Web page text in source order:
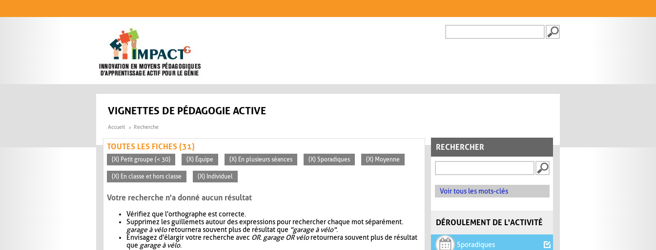
FORMULAIRE DE
VIGNETTES DE PÉDAGOGIE ACTIVE
Accueil Recherche
RECHERCHER
Voir tous les mots-clés
DÉROULEMENT DE L'ACTIVITÉ
Sporadiques
TOUTES LES FICHES (31)
(X) Petit groupe (< 30) (X) Équipe (X) En plusieurs séances (X) Sporadiques (X) Moyenne
(X) En classe et hors classe (X) Individuel
Votre recherche n'a donné aucun résultat
Vérifiez que l'orthographe est correcte.
Supprimez les guillemets autour des expressions pour rechercher chaque mot séparément.
garage à véloretournera souvent plus de résultat que "garage à vélo".
Envisagez d'élargir votre recherche avec OR. garage OR véloretournera souvent plus de résultat
que garage à vélo.